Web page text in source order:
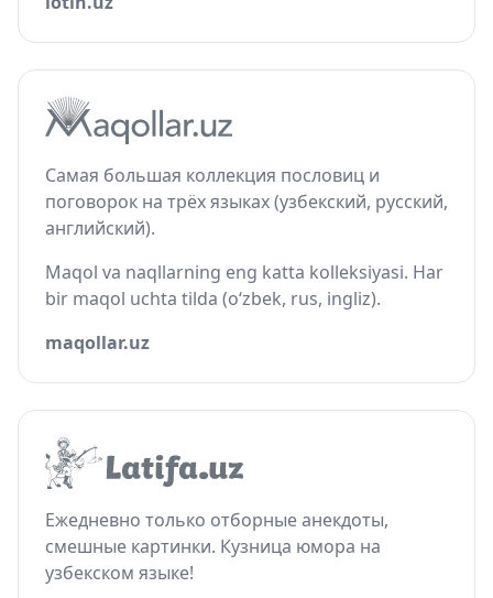
Самая большая коллекция пословиц и
поговорок на трёх языках (узбекский, русский,
английский).
Maqol va naqllarning eng katta kolleksiyasi. Har
bir maqol uchta tilda (o‘zbek, rus, ingliz).
maqollar.uz
Ежедневно только отборные анекдоты,
смешные картинки. Кузница юмора на
узбекском языке!